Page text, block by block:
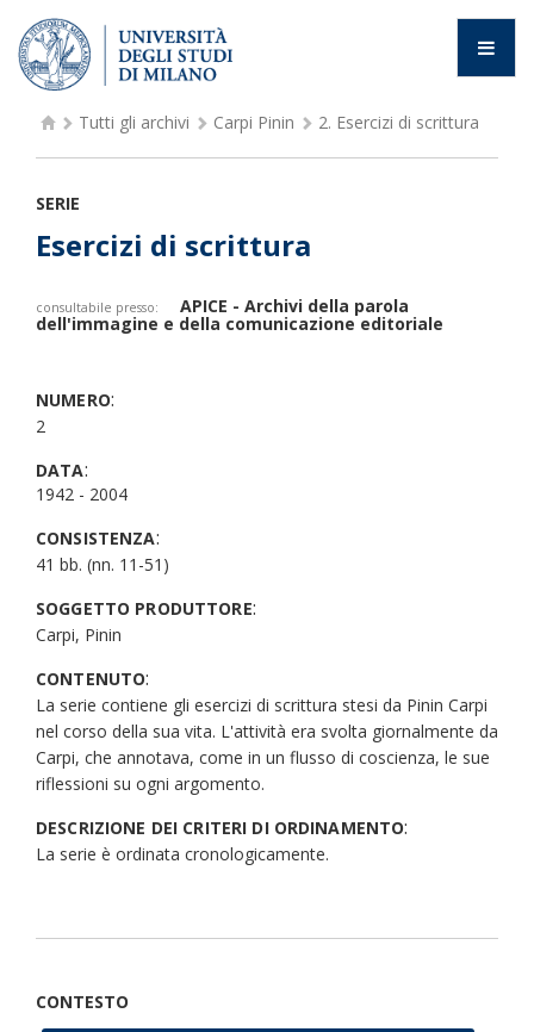
Tutti gli archivi Carpi Pinin 2. Esercizi di scrittura
SERIE
Esercizi di scrittura
consultabile presso: APICE - Archivi della parola
dell'immagine e della comunicazione editoriale
NUMERO:
2
DATA:
1942 - 2004
CONSISTENZA:
41 bb. (nn. 11-51)
SOGGETTO PRODUTTORE:
Carpi, Pinin
CONTENUTO:
La serie contiene gli esercizi di scrittura stesi da Pinin Carpi
nel corso della sua vita. L'attività era svolta giornalmente da
Carpi, che annotava, come in un flusso di coscienza, le sue
riflessioni su ogni argomento.
DESCRIZIONE DEI CRITERI DI ORDINAMENTO:
La serie è ordinata cronologicamente.
CONTESTO